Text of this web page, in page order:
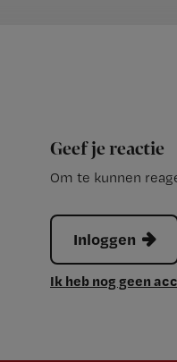
Geef je reactie
Om te kunnen
Inloggen
Ik heb nog geen